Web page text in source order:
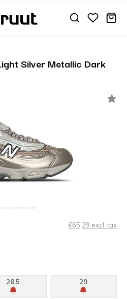
Silver Metallic Dark
€65,29 excl. tax
28.5 29